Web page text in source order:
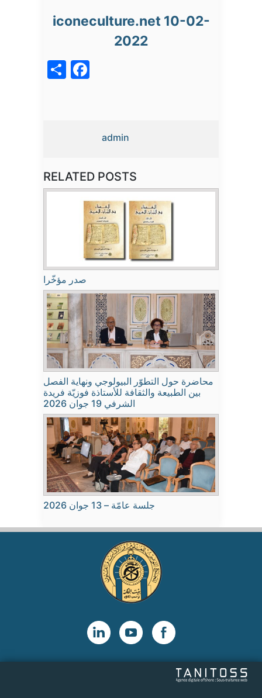
iconeculture.net 10-02-
2022
admin
RELATED POSTS
صدر مؤخّرا
محاضرة حول التطوّر البيولوجي ونهاية الفصل
بين الطبيعة والثقافة للأستاذة فوزيّة فريدة
الشرفي 19 جوان 2026
جلسة عامّة – 13 جوان 2026